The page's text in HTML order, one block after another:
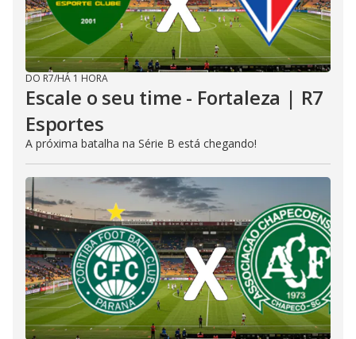
DO R7/HÁ 1 HORA
Escale o seu time - Fortaleza | R7
Esportes
A próxima batalha na Série B está chegando!